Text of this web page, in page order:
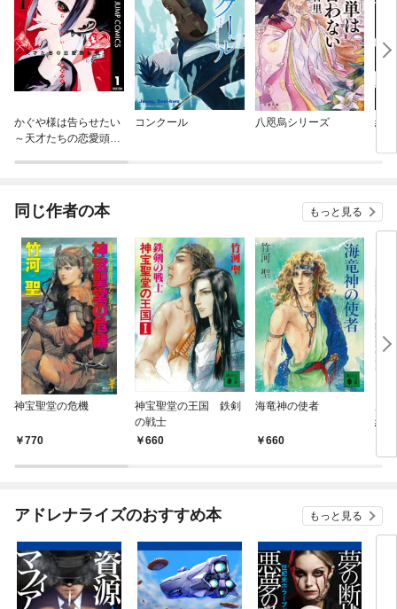
かぐや様は告らせたい
～天才たちの恋愛頭脳
コンクール 八咫烏シリーズ
絢
同じ作者の本 もっと見る
神宝聖堂の危機
770
神宝聖堂の王国 鉄剣
の戦士
660
海竜神の使者
660
編
アドレナライズのおすすめ本 もっと見る